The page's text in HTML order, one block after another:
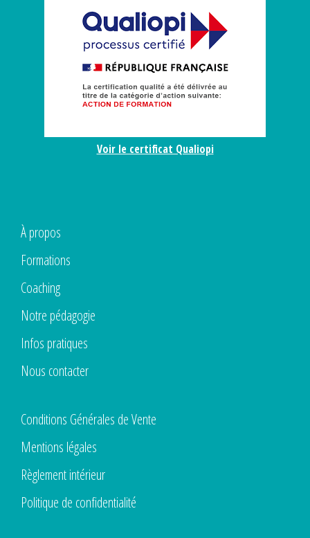
Voir le certificat Qualiopi
À propos
Formations
Coaching
Notre pédagogie
Infos pratiques
Nous contacter
Conditions Générales de Vente
Mentions légales
Règlement intérieur
Politique de confidentialité